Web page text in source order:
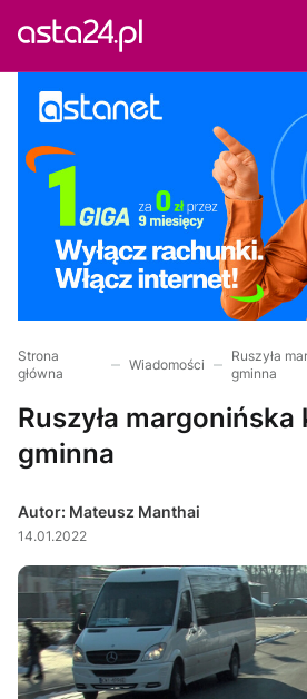
Strona
główna
Wiadomości
Ruszyła
gminna
Ruszyła
gminna
Autor: Mateusz Manthai
14.01.2022